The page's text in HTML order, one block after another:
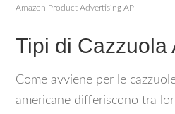
Amazon Product Advertising API
Tipi di Cazzuola
Come avviene per le
americane differiscono tra